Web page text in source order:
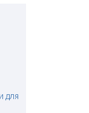
для